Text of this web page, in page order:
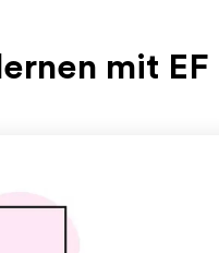
mit EF